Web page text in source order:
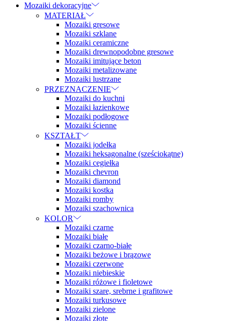
Mozaiki dekoracyjne
MATERIAŁ
Mozaiki gresowe
Mozaiki szklane
Mozaiki ceramiczne
Mozaiki drewnopodobne gresowe
Mozaiki imitujące beton
Mozaiki metalizowane
Mozaiki lustrzane
PRZEZNACZENIE
Mozaiki do kuchni
Mozaiki łazienkowe
Mozaiki podłogowe
Mozaiki ścienne
KSZTAŁT
Mozaiki jodełka
Mozaiki heksagonalne (sześciokątne)
Mozaiki cegiełka
Mozaiki chevron
Mozaiki diamond
Mozaiki kostka
Mozaiki romby
Mozaiki szachownica
KOLOR
Mozaiki czarne
Mozaiki białe
Mozaiki czarno-białe
Mozaiki beżowe i brązowe
Mozaiki czerwone
Mozaiki niebieskie
Mozaiki różowe i fioletowe
Mozaiki szare, srebrne i grafitowe
Mozaiki turkusowe
Mozaiki zielone
Mozaiki złote